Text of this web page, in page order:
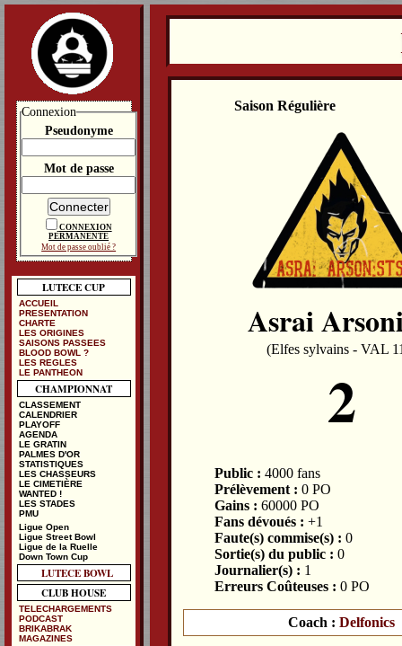
Saison Régulière
Asrai
(Elfes sylvains - VAL
2
Public : 4000 fans
Prélèvement : 0 PO
Gains : 60000 PO
Fans dévoués : +1
Faute(s) commise(s) : 0
Sortie(s) du public : 0
Journalier(s) : 1
Erreurs Coûteuses : 0 PO
Coach : Delfonics
Connexion
Pseudonyme
Mot de passe
CONNEXION
PERMANENTE
Mot de passe oublié ?
LUTECE CUP
ACCUEIL
PRESENTATION
CHARTE
LES ORIGINES
SAISONS PASSEES
BLOOD BOWL ?
LES REGLES
LE PANTHEON
CHAMPIONNAT
CLASSEMENT
CALENDRIER
PLAYOFF
AGENDA
LE GRATIN
PALMES D'OR
STATISTIQUES
LES CHASSEURS
LE CIMETIÈRE
WANTED !
LES STADES
PMU
Ligue Open
Ligue Street Bowl
Ligue de la Ruelle
Down Town Cup
LUTECE BOWL
CLUB HOUSE
TELECHARGEMENTS
PODCAST
BRIKABRAK
MAGAZINES